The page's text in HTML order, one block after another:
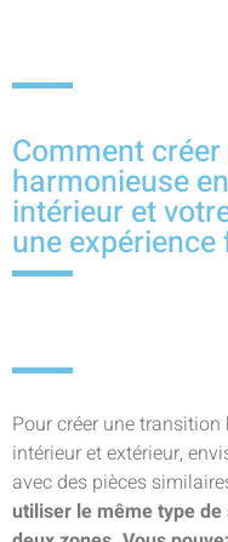
Comment
harmonieuse
intérieur et
une
Pour créer une
intérieur et extérieur,
avec des pièces
utiliser le même type